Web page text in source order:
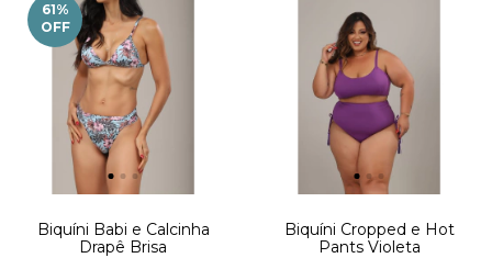
61%
OFF
Biquíni Babi e Calcinha
Drapê Brisa
Biquíni Cropped e Hot
Pants Violeta